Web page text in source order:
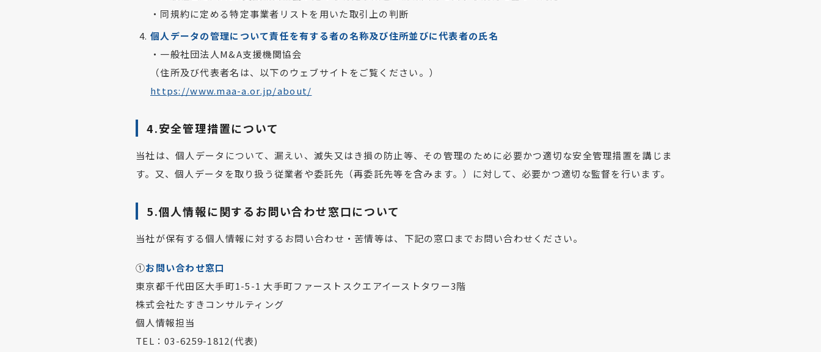
・同規約に定める特定事業者リストを用いた取引上の判断
個人データの管理について責任を有する者の名称及び住所並びに代表者の氏名
・一般社団法人M&A支援機関協会
（住所及び代表者名は、以下のウェブサイトをご覧ください。）
https://www.maa-a.or.jp/about/
4.安全管理措置について
当社は、個人データについて、漏えい、滅失又はき損の防止等、その管理のために必要かつ適切な安全管理措置を講じま
す。又、個人データを取り扱う従業者や委託先（再委託先等を含みます。）に対して、必要かつ適切な監督を行います。
5.個人情報に関するお問い合わせ窓口について
当社が保有する個人情報に対するお問い合わせ・苦情等は、下記の窓口までお問い合わせください。
①お問い合わせ窓口
東京都千代田区大手町1-5-1 大手町ファーストスクエアイーストタワー3階
株式会社たすきコンサルティング
個人情報担当
TEL：03-6259-1812(代表)